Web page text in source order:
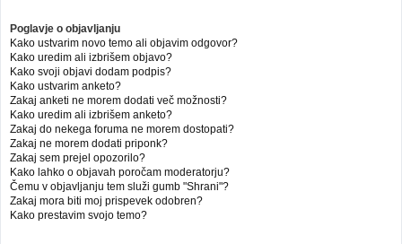
Poglavje o objavljanju
Kako ustvarim novo temo ali objavim odgovor?
Kako uredim ali izbrišem objavo?
Kako svoji objavi dodam podpis?
Kako ustvarim anketo?
Zakaj anketi ne morem dodati več možnosti?
Kako uredim ali izbrišem anketo?
Zakaj do nekega foruma ne morem dostopati?
Zakaj ne morem dodati priponk?
Zakaj sem prejel opozorilo?
Kako lahko o objavah poročam moderatorju?
Čemu v objavljanju tem služi gumb "Shrani"?
Zakaj mora biti moj prispevek odobren?
Kako prestavim svojo temo?